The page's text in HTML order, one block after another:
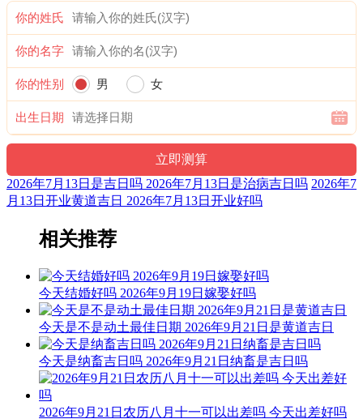
六曜：先负 — 平(早晚吉，白天凶)：依古籍观点，寓意上午
凶，下午吉。与先胜相反，此日不宜轻举妄动，做事要慢半
拍。
六曜，又称孔明六曜星、小六壬，是中国传统历法中的一种注
文。后来传至日本，并于当地流行，而在中国影响日渐式微。
阴贵神：西南 物候：蟋蟀居壁 犯太岁：马,鼠,牛,兔
易经卦象：水雷屯 推荐吉时：寅，卯，巳，申，戌，亥
十二值日：执执位 — 吉：：吉：俗称“小黄道日”。吉。依古
籍观点，此日宜建屋、种植、捕捉；忌移居、出行、开
房、种植、捕捉与此类意思相近，而移居、出行、开业则与其
相差较远，故有“执日宜建屋、种植、捕捉；忌移居、出行、
开业”之说。
诗云：
执日威仪总等权，得遇之星出大贤；捉贼擒盗马到成，入宅进
火亦安太。
结婚嫁娶宜慎用，见官词讼可为吉；开山放水有阻碍，参看时
通至有益。
你的姓氏
你的名字
你的性别 男 女
出生日期
2026年7月13日是吉日吗 2026年7月13日是治病吉日吗 2026年7
月13日开业黄道吉日 2026年7月13日开业好吗
相关推荐
今天结婚好吗 2026年9月19日嫁娶好吗
今天是不是动土最佳日期 2026年9月21日是黄道吉日
今天是纳畜吉日吗 2026年9月21日纳畜是吉日吗
2026年9月21日农历八月十一可以出差吗 今天出差好吗